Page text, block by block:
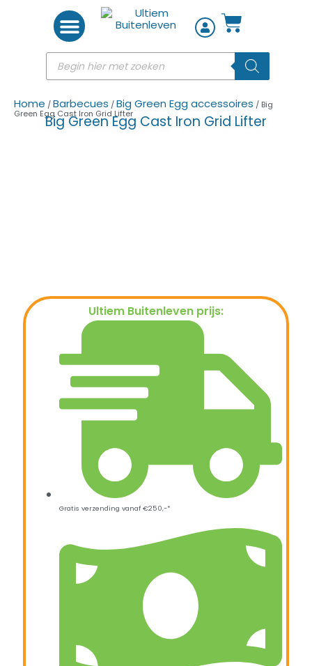
Home /Barbecues /Big Green Egg accessoires / Big
Green Egg Cast Iron Grid Lifter
Big Green Egg Cast Iron Grid Lifter
Ultiem Buitenleven prijs:
Gratis verzending vanaf €250,-*